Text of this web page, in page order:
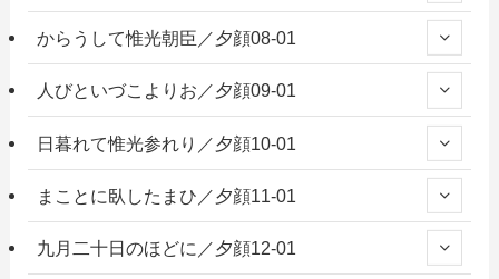
からうして惟光朝臣／夕顔08-01
人びといづこよりお／夕顔09-01
日暮れて惟光参れり／夕顔10-01
まことに臥したまひ／夕顔11-01
九月二十日のほどに／夕顔12-01